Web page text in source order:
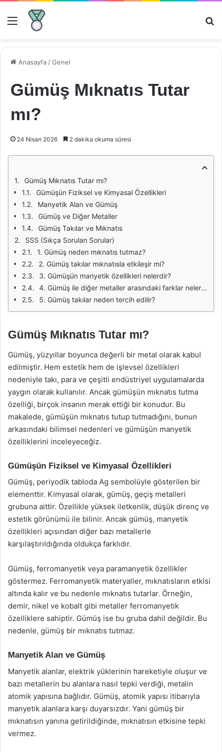
Menü
Anasayfa /Genel
Gümüş Mıknatıs Tutar
mı?
24 Nisan 2026 2 dakika okuma süresi
Gümüş Mıknatıs Tutar mı?
Gümüşün Fiziksel ve Kimyasal Özellikleri
Manyetik Alan ve Gümüş
Gümüş ve Diğer Metaller
Gümüş Takılar ve Mıknatıs
SSS (Sıkça Sorulan Sorular)
1. Gümüş neden mıknatıs tutmaz?
2. Gümüş takılar mıknatısla etkileşir mi?
3. Gümüşün manyetik özellikleri nelerdir?
4. Gümüş ile diğer metaller arasındaki farklar nelerdir?
5. Gümüş takılar neden tercih edilir?
Gümüş Mıknatıs Tutar mı?
Gümüş, yüzyıllar boyunca değerli bir metal olarak kabul
edilmiştir. Hem estetik hem de işlevsel özellikleri
nedeniyle takı, para ve çeşitli endüstriyel uygulamalarda
yaygın olarak kullanılır. Ancak gümüşün mıknatıs tutma
özelliği, birçok insanın merak ettiği bir konudur. Bu
makalede, gümüşün mıknatıs tutup tutmadığını, bunun
arkasındaki bilimsel nedenleri ve gümüşün manyetik
özelliklerini inceleyeceğiz.
Gümüşün Fiziksel ve Kimyasal Özellikleri
Gümüş, periyodik tabloda Ag sembolüyle gösterilen bir
elementtir. Kimyasal olarak, gümüş, geçiş metalleri
grubuna aittir. Özellikle yüksek iletkenlik, düşük direnç ve
estetik görünümü ile bilinir. Ancak gümüş, manyetik
özellikleri açısından diğer bazı metallerle
karşılaştırıldığında oldukça farklıdır.
Gümüş, ferromanyetik veya paramanyetik özellikler
göstermez. Ferromanyetik materyaller, mıknatısların etkisi
altında kalır ve bu nedenle mıknatıs tutarlar. Örneğin,
demir, nikel ve kobalt gibi metaller ferromanyetik
özelliklere sahiptir. Gümüş ise bu gruba dahil değildir. Bu
nedenle, gümüş bir mıknatıs tutmaz.
Manyetik Alan ve Gümüş
Manyetik alanlar, elektrik yüklerinin hareketiyle oluşur ve
bazı metallerin bu alanlara nasıl tepki verdiği, metalin
atomik yapısına bağlıdır. Gümüş, atomik yapısı itibarıyla
manyetik alanlara karşı duyarsızdır. Yani gümüş bir
mıknatısın yanına getirildiğinde, mıknatısın etkisine tepki
vermez.